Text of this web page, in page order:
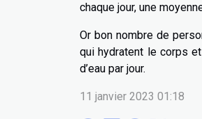
chaque jour, une
Or bon nombre de
qui hydratent le corps
d’eau par jour.
11 janvier 2023 01:18